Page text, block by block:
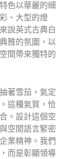
色以華麗的細
、大型的燈
說英式古典白
雅的氛圍，以
間帶來獨特的
著雪茄，氣定
這種氣質，恰
。設計這個空
空間語言緊密
業精神。我們
而是彰顯領導